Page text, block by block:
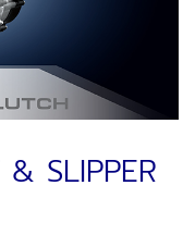
SLIPPER